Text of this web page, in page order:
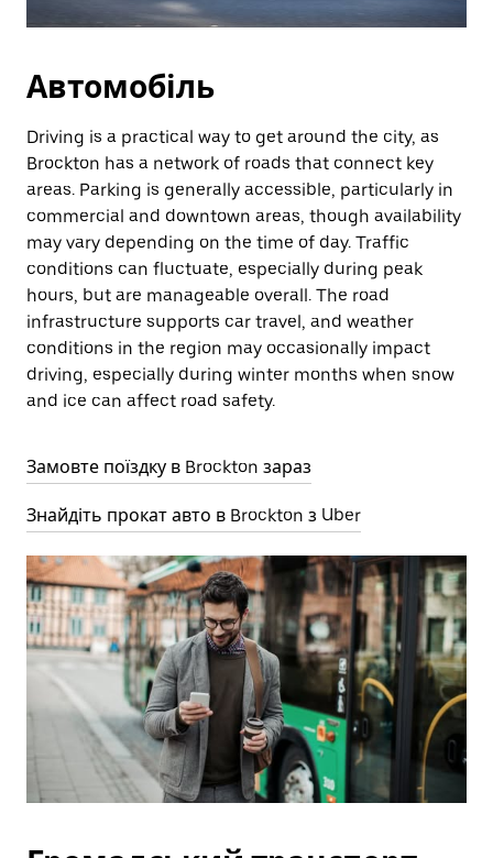
Автомобіль
Driving is a practical way to get around the city, as
Brockton has a network of roads that connect key
areas. Parking is generally accessible, particularly in
commercial and downtown areas, though availability
may vary depending on the time of day. Traffic
conditions can fluctuate, especially during peak
hours, but are manageable overall. The road
infrastructure supports car travel, and weather
conditions in the region may occasionally impact
driving, especially during winter months when snow
and ice can affect road safety.
Замовте поїздку в Brockton зараз
Знайдіть прокат авто в Brockton з Uber